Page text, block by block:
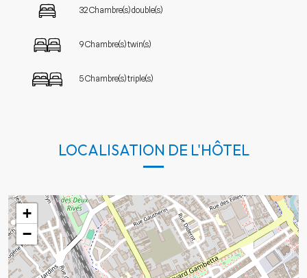
32 Chambre(s) double(s)
9 Chambre(s) twin(s)
5 Chambre(s) triple(s)
LOCALISATION DE L'HÔTEL
+
−